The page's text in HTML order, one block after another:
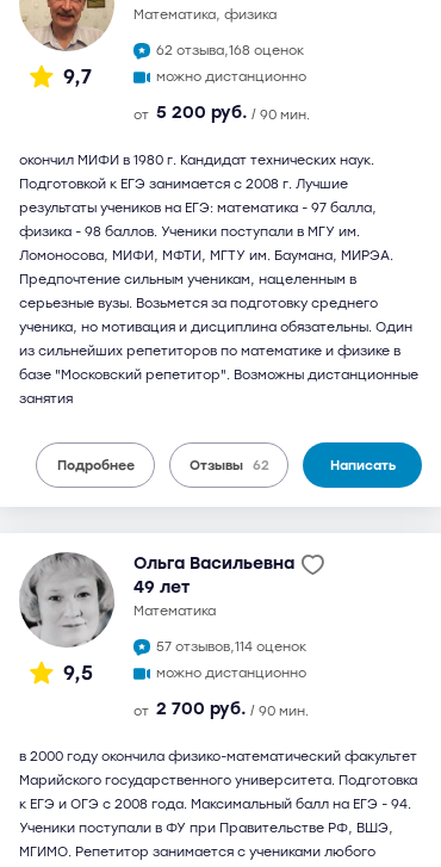
9,7
математика, физика
62 отзыва,168 оценок
можно дистанционно
от 5 200 руб. / 90 мин.
окончил МИФИ в 1980 г. Кандидат технических наук.
Подготовкой к ЕГЭ занимается с 2008 г. Лучшие
результаты учеников на ЕГЭ: математика - 97 балла,
физика - 98 баллов. Ученики поступали в МГУ им.
Ломоносова, МИФИ, МФТИ, МГТУ им. Баумана, МИРЭА.
Предпочтение сильным ученикам, нацеленным в
серьезные вузы. Возьмется за подготовку среднего
ученика, но мотивация и дисциплина обязательны. Один
из сильнейших репетиторов по математике и физике в
базе "Московский репетитор". Возможны дистанционные
занятия
Подробнее Отзывы 62 Написать
9,5
Ольга Васильевна
49 лет
математика
57 отзывов,114 оценок
можно дистанционно
от 2 700 руб. / 90 мин.
в 2000 году окончила физико-математический факультет
Марийского государственного университета. Подготовка
к ЕГЭ и ОГЭ с 2008 года. Максимальный балл на ЕГЭ - 94.
Ученики поступали в ФУ при Правительстве РФ, ВШЭ,
МГИМО. Репетитор занимается с учениками любого